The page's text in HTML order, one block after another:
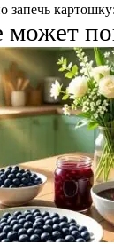
запечь